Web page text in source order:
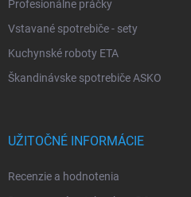
Profesionálne práčky
Vstavané spotrebiče - sety
Kuchynské roboty ETA
Škandinávske spotrebiče ASKO
UŽITOČNÉ INFORMÁCIE
Recenzie a hodnotenia